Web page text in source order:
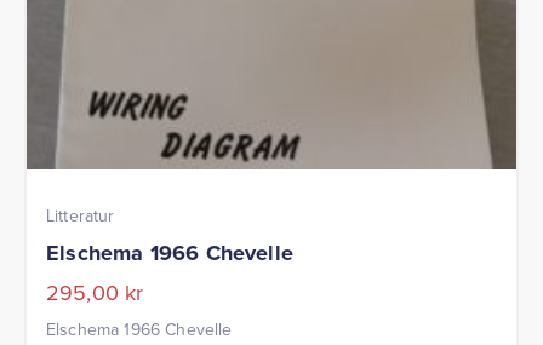
Litteratur
Elschema 1966 Chevelle
295,00 kr
Elschema 1966 Chevelle